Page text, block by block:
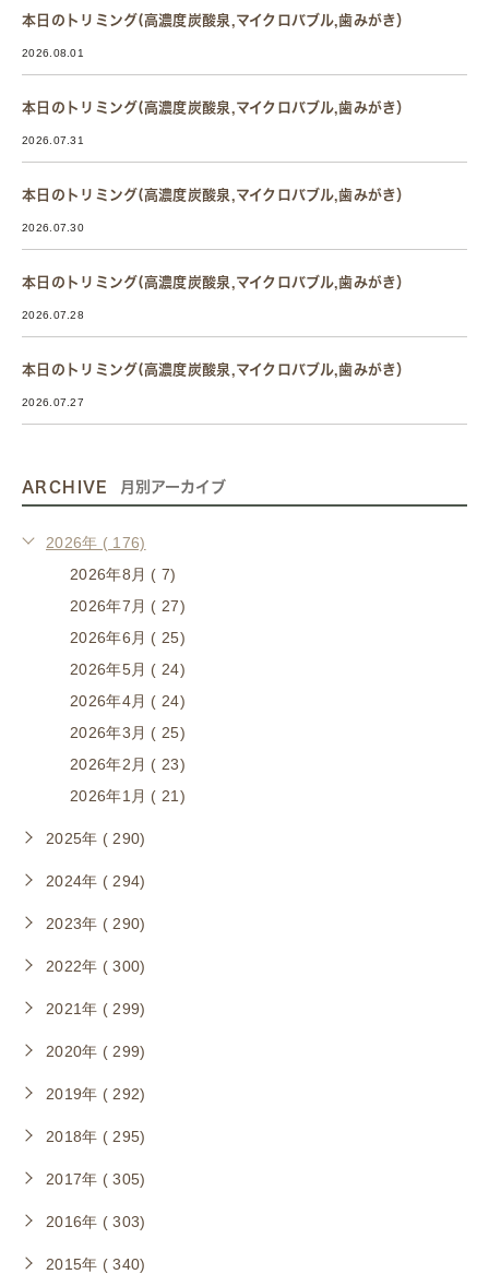
本日のトリミング(高濃度炭酸泉,マイクロバブル,歯みがき）
2026.08.01
本日のトリミング(高濃度炭酸泉,マイクロバブル,歯みがき）
2026.07.31
本日のトリミング(高濃度炭酸泉,マイクロバブル,歯みがき）
2026.07.30
本日のトリミング(高濃度炭酸泉,マイクロバブル,歯みがき）
2026.07.28
本日のトリミング(高濃度炭酸泉,マイクロバブル,歯みがき）
2026.07.27
ARCHIVE 月別アーカイブ
2026年 ( 176)
2026年8月 ( 7)
2026年7月 ( 27)
2026年6月 ( 25)
2026年5月 ( 24)
2026年4月 ( 24)
2026年3月 ( 25)
2026年2月 ( 23)
2026年1月 ( 21)
2025年 ( 290)
2024年 ( 294)
2023年 ( 290)
2022年 ( 300)
2021年 ( 299)
2020年 ( 299)
2019年 ( 292)
2018年 ( 295)
2017年 ( 305)
2016年 ( 303)
2015年 ( 340)